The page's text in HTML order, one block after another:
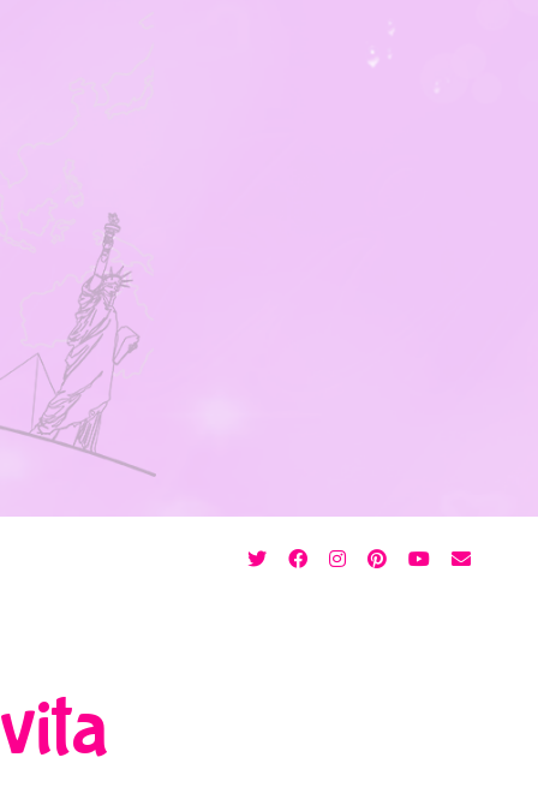
twitterfacebookinstagram
pinterest
youtube
email